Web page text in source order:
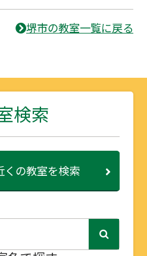
堺市の教室一覧に戻る
検索
くの教室を検索